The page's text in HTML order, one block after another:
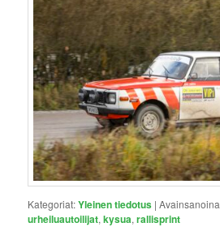
Kategoriat:Yleinen tiedotus |Avainsanoina
urheiluautoilijat,kysua,rallisprint